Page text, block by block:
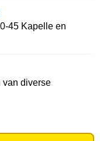
45 Kapelle en
van diverse